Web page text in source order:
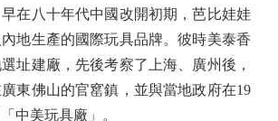
在八十年代中國改開初期，芭比娃娃
地生產的國際玩具品牌。彼時美泰香
址建廠，先後考察了上海、廣州後，
東佛山的官窰鎮，並與當地政府在19
中美玩具廠」。